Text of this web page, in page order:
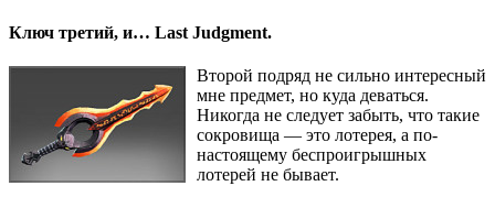
Ключ третий, и… Last Judgment.
Второй подряд не сильно интересный
мне предмет, но куда деваться.
Никогда не следует забыть, что такие
сокровища — это лотерея, а по-
настоящему беспроигрышных
лотерей не бывает.